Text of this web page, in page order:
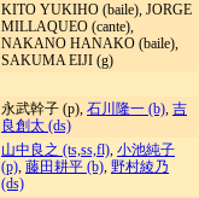
KITO YUKIHO (baile), JORGE
MILLAQUEO (cante),
NAKANO HANAKO (baile),
SAKUMA EIJI (g)
永武幹子 (p), 石川隆一 (b), 吉
良創太 (ds)
山中良之 (ts,ss,fl), 小池純子
(p), 藤田耕平 (b), 野村綾乃
(ds)